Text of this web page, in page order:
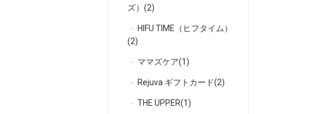
ズ）(2)
HIFU TIME（ヒフタイム）
(2)
ママズケア(1)
Rejuva ギフトカード(2)
THE UPPER(1)